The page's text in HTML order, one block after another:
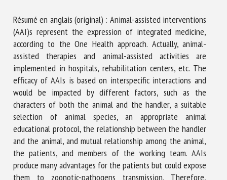
Résumé en anglais (original) : Animal-assisted interventions
(AAI)s represent the expression of integrated medicine,
according to the One Health approach. Actually, animal-
assisted therapies and animal-assisted activities are
implemented in hospitals, rehabilitation centers, etc. The
efficacy of AAIs is based on interspecific interactions and
would be impacted by different factors, such as the
characters of both the animal and the handler, a suitable
selection of animal species, an appropriate animal
educational protocol, the relationship between the handler
and the animal, and mutual relationship among the animal,
the patients, and members of the working team. AAIs
produce many advantages for the patients but could expose
them to zoonotic-pathogens transmission. Therefore,